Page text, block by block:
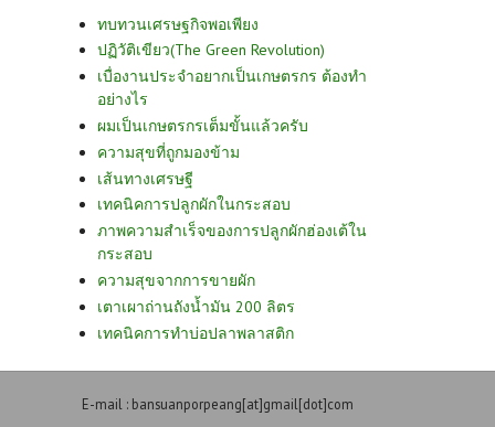
ทบทวนเศรษฐกิจพอเพียง
ปฏิวัติเขียว(The Green Revolution)
เบื่องานประจำอยากเป็นเกษตรกร ต้องทำ
อย่างไร
ผมเป็นเกษตรกรเต็มขั้นแล้วครับ
ความสุขที่ถูกมองข้าม
เส้นทางเศรษฐี
เทคนิคการปลูกผักในกระสอบ
ภาพความสำเร็จของการปลูกผักฮ่องเต้ใน
กระสอบ
ความสุขจากการขายผัก
เตาเผาถ่านถังน้ำมัน 200 ลิตร
เทคนิคการทำบ่อปลาพลาสติก
E-mail : bansuanporpeang[at]gmail[dot]com